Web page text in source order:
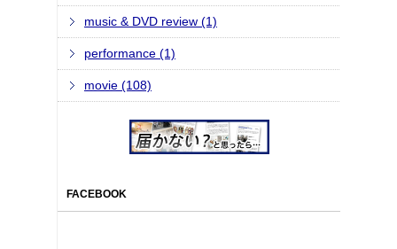
music & DVD review (1)
performance (1)
movie (108)
FACEBOOK